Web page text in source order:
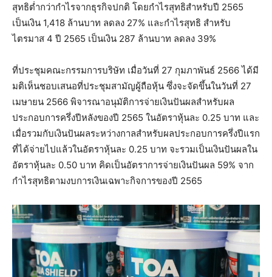
สุทธิต่ำกว่ากำไรจากธุรกิจปกติ โดยกำไรสุทธิสำหรับปี 2565
เป็นเงิน 1,418 ล้านบาท ลดลง 27% และกำไรสุทธิ สำหรับ
ไตรมาส 4 ปี 2565 เป็นเงิน 287 ล้านบาท ลดลง 39%
ที่ประชุมคณะกรรมการบริษัท เมื่อวันที่ 27 กุมภาพันธ์ 2566 ได้มี
มติเห็นชอบเสนอที่ประชุมสามัญผู้ถือหุ้น ซึ่งจะจัดขึ้นในวันที่ 27
เมษายน 2566 พิจารณาอนุมัติการจ่ายเงินปันผลสำหรับผล
ประกอบการครึ่งปีหลังของปี 2565 ในอัตราหุ้นละ 0.25 บาท และ
เมื่อรวมกับเงินปันผลระหว่างกาลสำหรับผลประกอบการครึ่งปีแรก
ที่ได้จ่ายไปแล้วในอัตราหุ้นละ 0.25 บาท จะรวมเป็นเงินปันผลใน
อัตราหุ้นละ 0.50 บาท คิดเป็นอัตราการจ่ายเงินปันผล 59% จาก
กำไรสุทธิตามงบการเงินเฉพาะกิจการของปี 2565